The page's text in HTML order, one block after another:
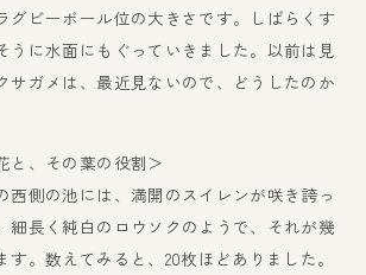
グビーボール位の大きさです。しばらくす
うに水面にもぐっていきました。以前は見
サガメは、最近見ないので、どうしたのか
、その葉の役割＞
西側の池には、満開のスイレンが咲き誇っ
細長く純白のロウソクのようで、それが幾
す。数えてみると、20枚ほどありました。